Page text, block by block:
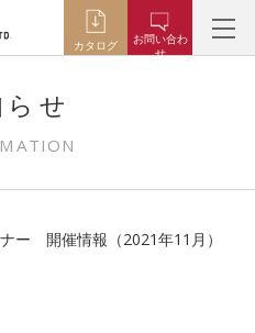
カタログ
お問い合わ
せ
せ
ー 開催情報（2021年11月）